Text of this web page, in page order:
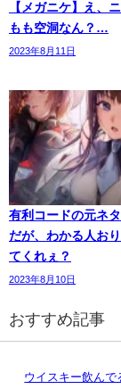
【メガニケ】え、
もも空洞なん？…
2023年8月11日
有利コードの元ネ
だが、わかる人お
てくれぇ？
2023年8月10日
おすすめ記事
ウイスキー飲んで